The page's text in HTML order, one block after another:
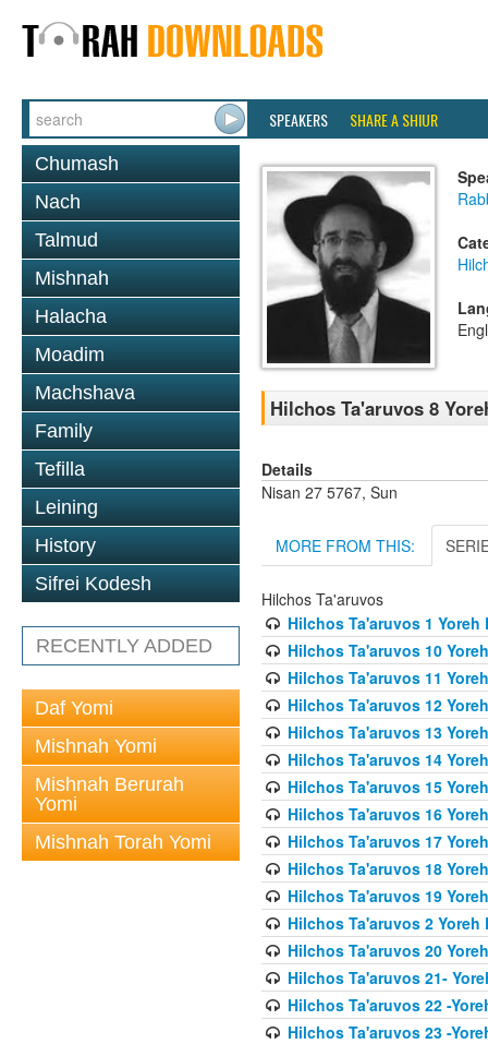
SPEAKERS SHARE A SHIUR
Chumash
Nach
Talmud
Mishnah
Halacha
Moadim
Machshava
Family
Tefilla
Leining
History
Sifrei Kodesh
RECENTLY ADDED
Daf Yomi
Mishnah Yomi
Mishnah Berurah
Yomi
Mishnah Torah Yomi
Hilchos Ta'aruvos 8
Details
Nisan 27 5767, Sun
MORE FROM THIS:
Hilchos Ta'aruvos
Hilchos Ta'aruvos 1 Yoreh
Hilchos Ta'aruvos 10
Hilchos Ta'aruvos 11
Hilchos Ta'aruvos 12
Hilchos Ta'aruvos 13
Hilchos Ta'aruvos 14
Hilchos Ta'aruvos 15
Hilchos Ta'aruvos 16
Hilchos Ta'aruvos 17
Hilchos Ta'aruvos 18
Hilchos Ta'aruvos 19
Hilchos Ta'aruvos 2 Yoreh
Hilchos Ta'aruvos 20
Hilchos Ta'aruvos 21-
Hilchos Ta'aruvos 22 -
Hilchos Ta'aruvos 23 -